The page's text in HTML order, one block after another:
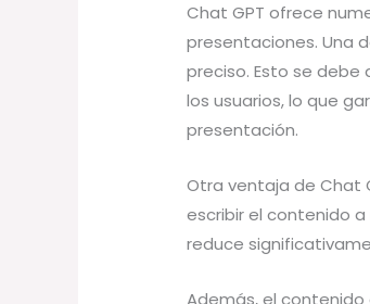
Chat GPT ofrece
presentaciones. Una
preciso. Esto se
los usuarios, lo que
presentación.
Otra ventaja de Chat
escribir el contenido
reduce
Además, el